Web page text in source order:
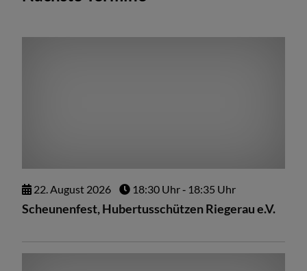
22.August 2026 18:30 Uhr‐ 18:35 Uhr
Scheunenfest, Hubertusschützen Riegerau e.V.